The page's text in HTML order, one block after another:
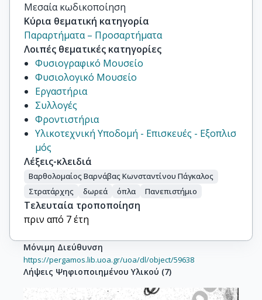
Μεσαία κωδικοποίηση
Κύρια θεματική κατηγορία
Παραρτήματα – Προσαρτήματα
Λοιπές θεματικές κατηγορίες
Φυσιογραφικό Μουσείο
Φυσιολογικό Μουσείο
Εργαστήρια
Συλλογές
Φροντιστήρια
Υλικοτεχνική Υποδομή - Επισκευές - Εξοπλισ
μός
Λέξεις-κλειδιά
Βαρθολομαίος Βαρνάβας Κωνσταντίνου Πάγκαλος
Στρατάρχης
δωρεά όπλα Πανεπιστήμιο
Τελευταία τροποποίηση
πριν από 7 έτη
Μόνιμη Διεύθυνση
https://pergamos.lib.uoa.gr/uoa/dl/object/59638
Λήψεις Ψηφιοποιημένου Υλικού (7)